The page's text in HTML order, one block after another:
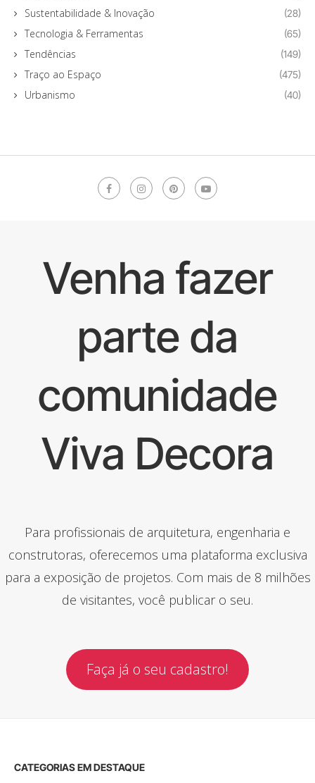
Sustentabilidade & Inovação (28)
Tecnologia & Ferramentas (65)
Tendências (149)
Traço ao Espaço (475)
Urbanismo (40)
Venha fazer
parte da
comunidade
Viva Decora
Para profissionais de arquitetura, engenharia e
construtoras, oferecemos uma plataforma exclusiva
para a exposição de projetos. Com mais de 8 milhões
de visitantes, você publicar o seu.
Faça já o seu cadastro!
CATEGORIAS EM DESTAQUE